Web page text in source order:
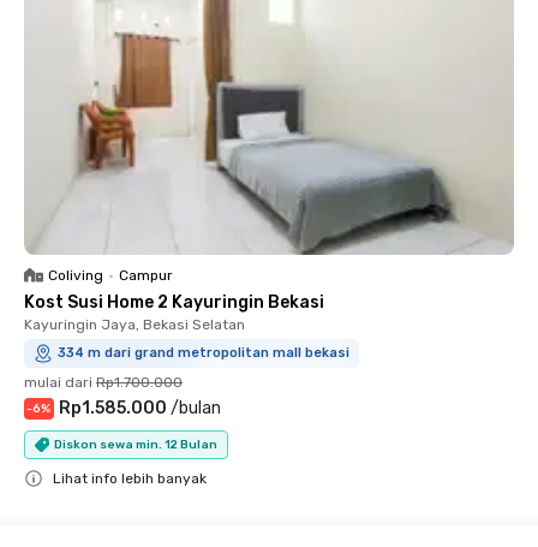
Coliving • Campur
Kost Susi Home 2 Kayuringin Bekasi
Kayuringin Jaya, Bekasi Selatan
334 m dari grand metropolitan mall bekasi
mulai dari Rp1.700.000
-6% Rp1.585.000 /bulan
Diskon sewa min. 12 Bulan
Lihat info lebih banyak